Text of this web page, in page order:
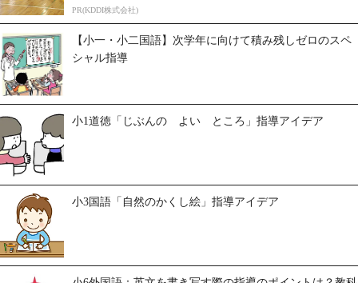
PR(KDDI株式会社)
【小一・小二国語】次学年に向けて積み残しゼロのスペ
シャル指導
小1道徳「じぶんの よい ところ」指導アイデア
小3国語「自然のかくし絵」指導アイデア